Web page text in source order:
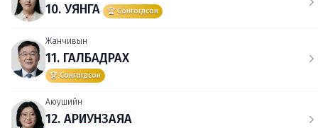
10. УЯНГА 🏆 Сонгогдсон
Жанчивын
11. ГАЛБАДРАХ
🏆 Сонгогдсон
Аюушийн
12. АРИУНЗАЯА